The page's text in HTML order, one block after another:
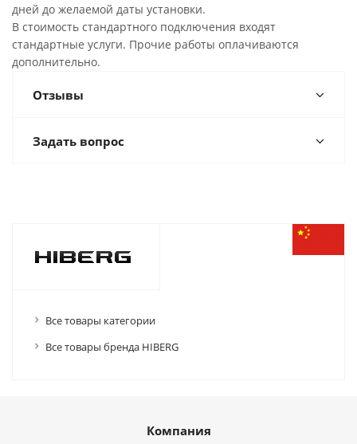
дней до желаемой даты установки.
В стоимость стандартного подключения входят
стандартные услуги. Прочие работы оплачиваются
дополнительно.
Отзывы
Задать вопрос
Все товары категории
Все товары бренда HIBERG
Компания